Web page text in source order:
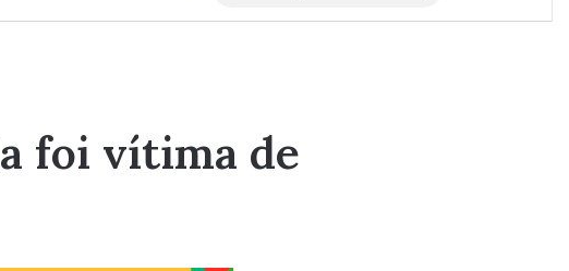
por
foi vítima de